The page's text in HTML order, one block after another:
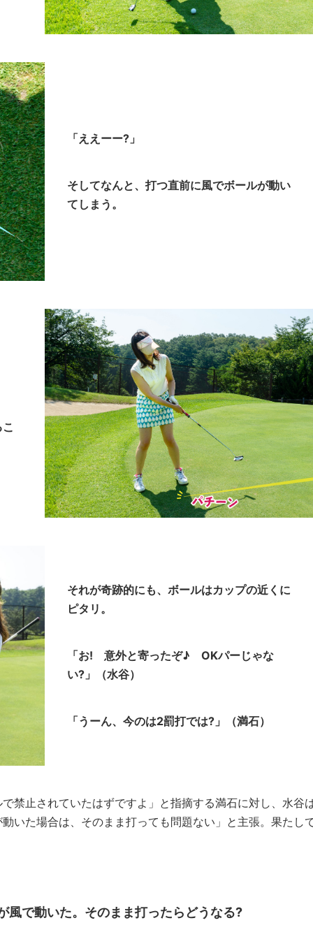
「ええーー?」
そしてなんと、打つ直前に風でボールが動い
てしまう。
それが奇跡的にも、ボールはカップの近くに
ピタリ。
「お! 意外と寄ったぞ♪ OKパーじゃな
い?」（水谷）
「うーん、今のは2罰打では?」（満石）
禁止されていたはずですよ」と指摘する満石に対し、水谷
いた場合は、そのまま打っても問題ない」と主張。果たし
風で動いた。そのまま打ったらどうなる?